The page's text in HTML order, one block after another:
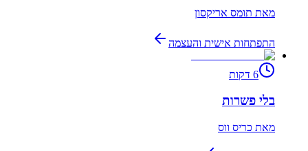
מאת תומס אריקסון
התפתחות אישית והעצמה
6 דקות
בלי פשרות
מאת כריס ווס